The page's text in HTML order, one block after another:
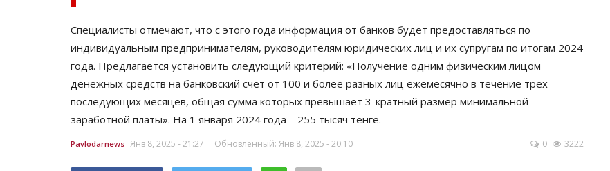
Специалисты отмечают, что с этого года информация от банков будет предоставляться по
индивидуальным предпринимателям, руководителям юридических лиц и их супругам по итогам 2024
года. Предлагается установить следующий критерий: «Получение одним физическим лицом
денежных средств на банковский счет от 100 и более разных лиц ежемесячно в течение трех
последующих месяцев, общая сумма которых превышает 3-кратный размер минимальной
заработной платы». На 1 января 2024 года – 255 тысяч тенге.
Pavlodarnews Янв 8, 2025 - 21:27 Обновленный: Янв 8, 2025 - 20:10 0 3222